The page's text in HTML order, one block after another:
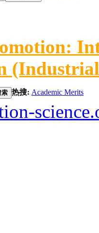
索 热搜: Academic Merits